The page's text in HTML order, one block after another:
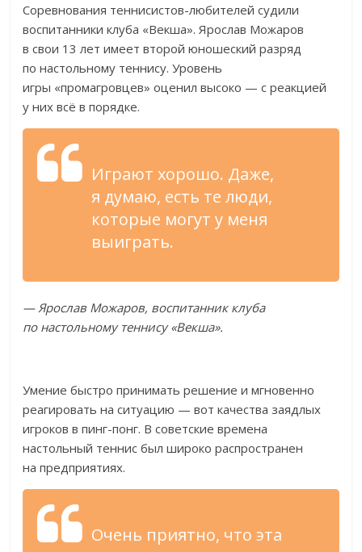
Соревнования теннисистов-любителей судили
воспитанники клуба «Векша». Ярослав Можаров
в свои 13 лет имеет второй юношеский разряд
по настольному теннису. Уровень
игры «промагровцев» оценил высоко — с реакцией
у них всё в порядке.
Играют хорошо. Даже,
я думаю, есть те люди,
которые могут у меня
выиграть.
— Ярослав Можаров, воспитанник клуба
по настольному теннису«Векша».
Умение быстро принимать решение и мгновенно
реагировать на ситуацию — вот качества заядлых
игроков в пинг-понг. В советские времена
настольный теннис был широко распространен
на предприятиях.
Очень приятно, что эта